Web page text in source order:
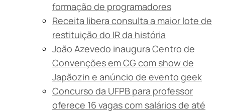
formação de programadores
Receita libera consulta a maior lote de
restituição do IR da história
João Azevedo inaugura Centro de
Convenções em CG com show de
Japãozin e anúncio de evento geek
Concurso da UFPB para professor
oferece 16 vagas com salários de até